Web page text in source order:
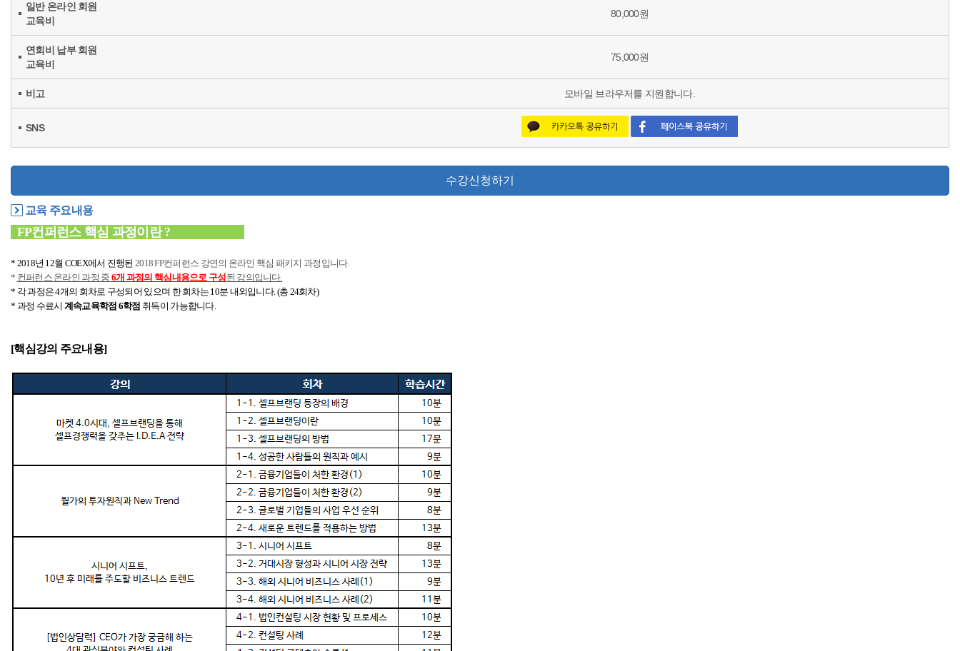
일반 온라인 회원
교육비
80,000원
연회비 납부 회원
교육비
75,000원
비고 모바일 브라우저를 지원합니다.
SNS
수강신청하기
교육 주요내용
FP컨퍼런스 핵심 과정이란 ?
* 2018년 12월 COEX에서 진행된 2018 FP컨퍼런스 강연의 온라인 핵심 패키지 과정입니다.
* 컨퍼런스 온라인 과정 중 6개 과정의 핵심내용으로 구성된 강의입니다.
* 각 과정은 4개의 회차로 구성되어 있으며 한 회차는 10분 내외입니다. (총 24회차)
* 과정 수료시 계속교육학점 6학점 취득이 가능합니다.
[핵심강의 주요내용]